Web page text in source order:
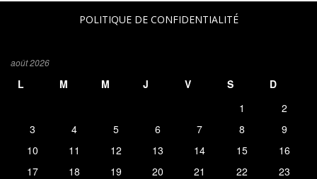
POLITIQUE DE CONFIDENTIALITÉ
août 2026
L M M J V S
D
1
2
3
4 5 6 7 8
9
10
11 12 13 14 15
16
17
18 19 20 21 22
23